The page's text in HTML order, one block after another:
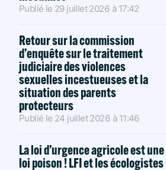
Publié le 29 juillet 2026 à 17:42
Retour sur la commission
d’enquête sur le traitement
judiciaire des violences
sexuelles incestueuses et la
situation des parents
protecteurs
Publié le 24 juillet 2026 à 11:46
La loi d’urgence agricole est une
loi poison ! LFI et les écologistes